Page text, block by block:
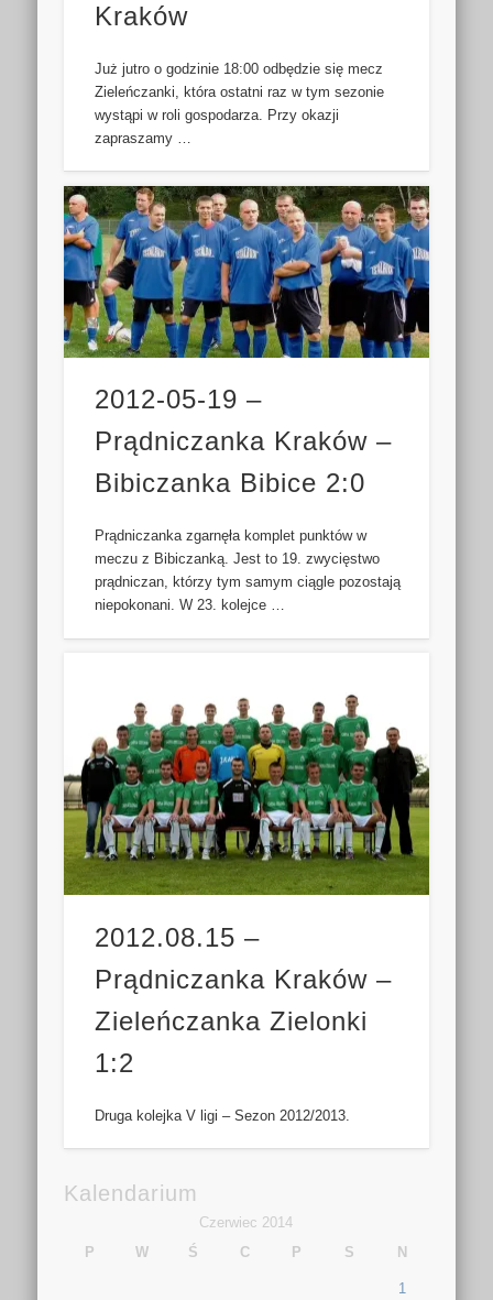
Kraków
Już jutro o godzinie 18:00 odbędzie się mecz
Zieleńczanki, która ostatni raz w tym sezonie
wystąpi w roli gospodarza. Przy okazji
zapraszamy …
2012-05-19 –
Prądniczanka Kraków –
Bibiczanka Bibice 2:0
Prądniczanka zgarnęła komplet punktów w
meczu z Bibiczanką. Jest to 19. zwycięstwo
prądniczan, którzy tym samym ciągle pozostają
niepokonani. W 23. kolejce …
2012.08.15 –
Prądniczanka Kraków –
Zieleńczanka Zielonki
1:2
Druga kolejka V ligi – Sezon 2012/2013.
Kalendarium
Czerwiec 2014
P
W Ś C P S N
1